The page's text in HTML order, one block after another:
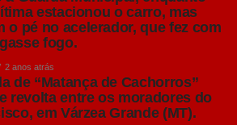
tornou-se o estilo mais
representando mais de 90% de
de cerveja.
é o equilíbrio entre
e notas suaves de malte,
versátil. Por apresentar um
estacionou o carro, mas
o pé no acelerador, que fez com
fogo.
2 anos atrás
de “Matança de Cachorros”
revolta entre os moradores do
em Várzea Grande (MT).